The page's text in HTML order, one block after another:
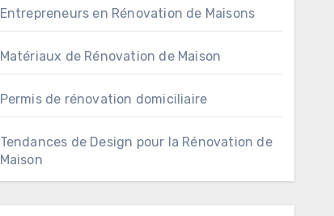
Entrepreneurs en Rénovation de Maisons
Matériaux de Rénovation de Maison
Permis de rénovation domiciliaire
Tendances de Design pour la Rénovation de
Maison